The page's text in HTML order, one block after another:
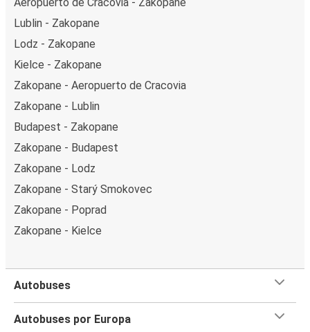
Lublin - Zakopane
Lodz - Zakopane
Kielce - Zakopane
Zakopane - Aeropuerto de Cracovia
Zakopane - Lublin
Budapest - Zakopane
Zakopane - Budapest
Zakopane - Lodz
Zakopane - Starý Smokovec
Zakopane - Poprad
Zakopane - Kielce
Autobuses
Autobuses por Europa